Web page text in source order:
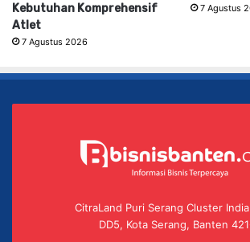
Kebutuhan Komprehensif
Atlet
7 Agustus 2026
7 Agustus
CitraLand Puri Serang Cluster
DD5, Kota Serang, Banten